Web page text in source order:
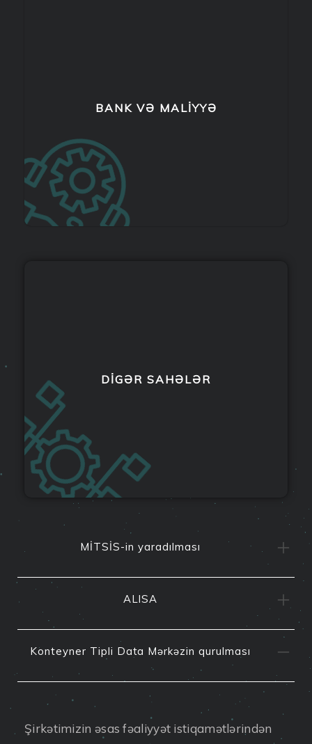
BANK VƏ MALİYYƏ
DİGƏR SAHƏLƏR
MİTSİS-in yaradılması
ALISA
Konteyner Tipli Data Mərkəzin qurulması
Şirkətimizin əsas fəaliyyət istiqamətlərindən